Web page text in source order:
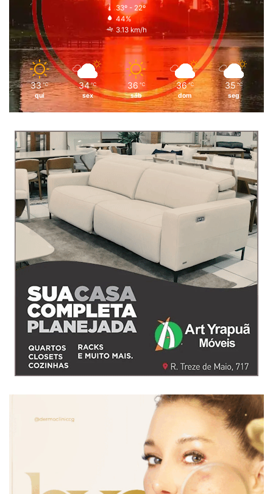
33º - 22º
44%
3.13 km/h
33 ℃
qui
34 ℃
sex
36 ℃
sáb
36 ℃
dom
35 ℃
seg